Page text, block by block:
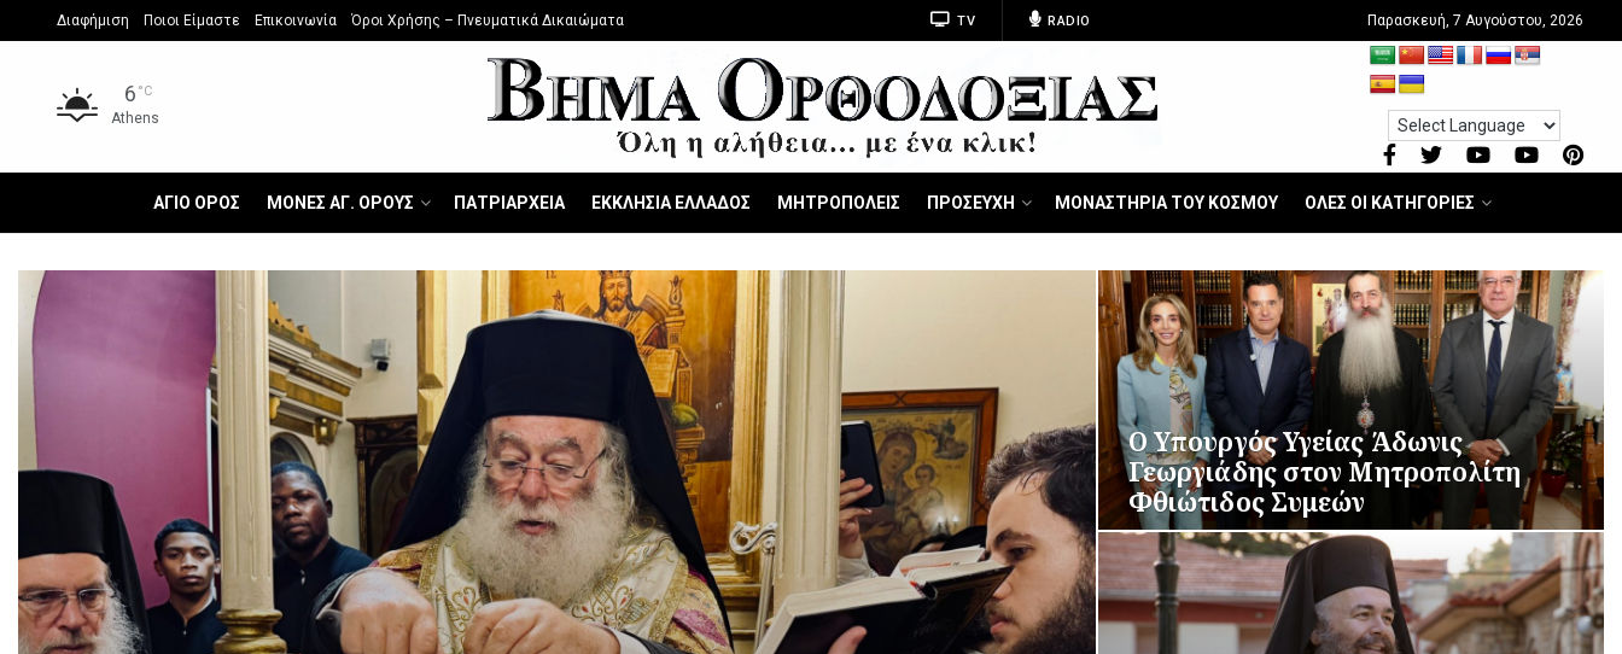
Διαφήμιση Ποιοι Είμαστε Επικοινωνία Όροι Χρήσης – Πνευματικά Δικαιώματα TV RADIO Παρασκευή, 7 Αυγούστου, 2026
6 °C
Athens
ΑΓΙΟ ΟΡΟΣ ΜΟΝΕΣ ΑΓ. ΟΡΟΥΣ ΠΑΤΡΙΑΡΧΕΙΑ ΕΚΚΛΗΣΙΑ ΕΛΛΑΔΟΣ ΜΗΤΡΟΠΟΛΕΙΣ ΠΡΟΣΕΥΧΗ ΜΟΝΑΣΤΗΡΙΑ ΤΟΥ ΚΟΣΜΟΥ ΟΛΕΣ ΟΙ ΚΑΤΗΓΟΡΙΕΣ
O Υπουργός Υγείας Άδωνις
Γεωργιάδης στον Μητροπολίτη
Φθιώτιδος Συμεών